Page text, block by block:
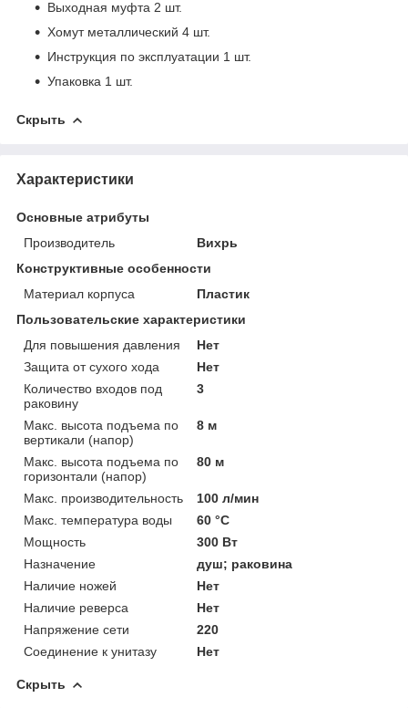
Выходная муфта 2 шт.
Хомут металлический 4 шт.
Инструкция по эксплуатации 1 шт.
Упаковка 1 шт.
Скрыть
Характеристики
Основные атрибуты
Производитель
Вихрь
Конструктивные особенности
Материал корпуса
Пластик
Пользовательские характеристики
Для повышения давления
Нет
Защита от сухого хода
Нет
Количество входов под
раковину
3
Макс. высота подъема по
вертикали (напор)
8 м
Макс. высота подъема по
горизонтали (напор)
80 м
Макс. производительность
100 л/мин
Макс. температура воды
60 °C
Мощность
300 Вт
Назначение
душ; раковина
Наличие ножей
Нет
Наличие реверса
Нет
Напряжение сети
220
Соединение к унитазу
Нет
Скрыть